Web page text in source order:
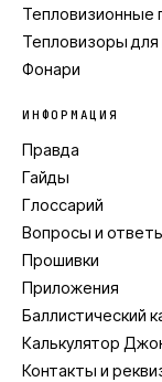
Тепловизионные
Тепловизоры
Фонари
ИНФОРМАЦИЯ
Правда
Гайды
Глоссарий
Вопросы и
Прошивки
Приложения
Баллистический
Калькулятор
Контакты и